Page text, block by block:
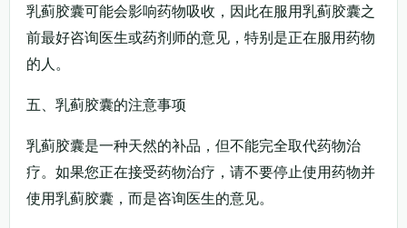
乳蓟胶囊可能会影响药物吸收，因此在服用乳蓟胶囊之
前最好咨询医生或药剂师的意见，特别是正在服用药物
的人。
五、乳蓟胶囊的注意事项
乳蓟胶囊是一种天然的补品，但不能完全取代药物治
疗。如果您正在接受药物治疗，请不要停止使用药物并
使用乳蓟胶囊，而是咨询医生的意见。